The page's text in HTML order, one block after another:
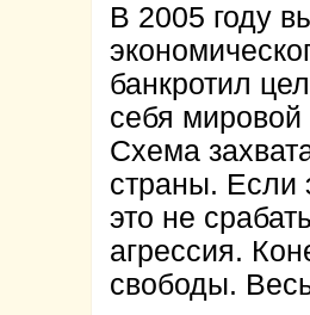
В 2005 году
банкротил
себя мировой
Схема
страны. Если
это не
агрессия.
свободы.